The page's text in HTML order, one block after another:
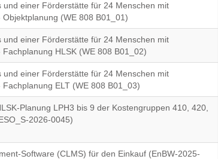
und einer Förderstätte für 24 Menschen mit
(WE 808 B01_01)
und einer Förderstätte für 24 Menschen mit
HLSK (WE 808 B01_02)
und einer Förderstätte für 24 Menschen mit
ELT (WE 808 B01_03)
Planung LPH3 bis 9 der Kostengruppen 410, 420,
2026-0045)
Software (CLMS) für den Einkauf (EnBW-2025-